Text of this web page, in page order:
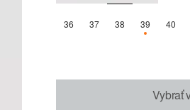
36 37 38 39
K 40
Vybrať